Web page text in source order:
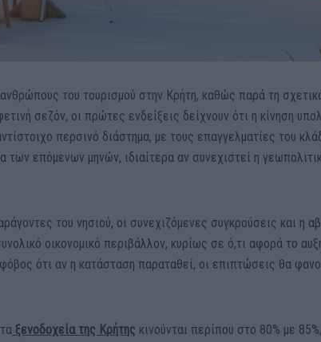
του τουρισμού στην Κρήτη, καθώς παρά τη
σεζόν, οι πρώτες ενδείξεις δείχνουν ότι η κίνηση
περσινό διάστημα, με τους επαγγελματίες του
των επόμενων μηνών, ιδιαίτερα αν συνεχιστεί η
του νησιού, οι συνεχιζόμενες συγκρούσεις και η
οικονομικό περιβάλλον, κυρίως σε ό,τι αφορά το
ότι αν η κατάσταση παραταθεί, οι επιπτώσεις θα
ξενοδοχεία της Κρήτης κινούνται περίπου στο 80% με